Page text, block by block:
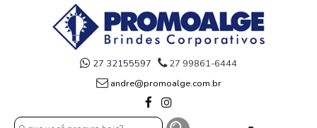
27 32155597
27 99861-6444
andre@promoalge.com.br